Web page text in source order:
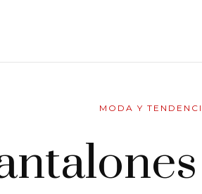
MODA Y